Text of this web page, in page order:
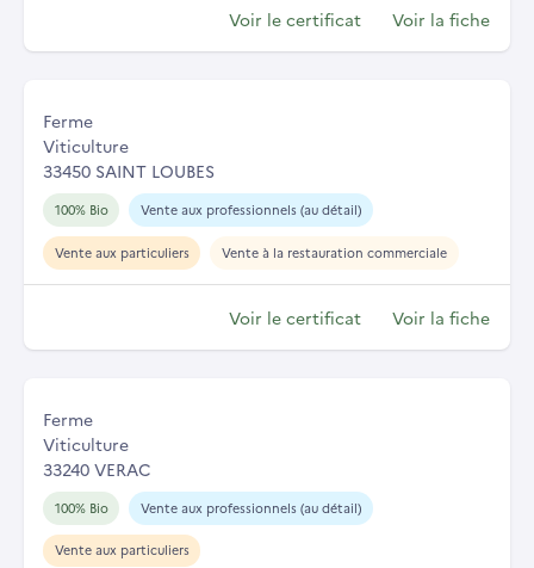
Voir le certificat Voir la fiche
Ferme
Viticulture
33450 SAINT LOUBES
100% Bio Vente aux professionnels (au détail)
Vente aux particuliers Vente à la restauration commerciale
Voir le certificat Voir la fiche
Ferme
Viticulture
33240 VERAC
100% Bio Vente aux professionnels (au détail)
Vente aux particuliers